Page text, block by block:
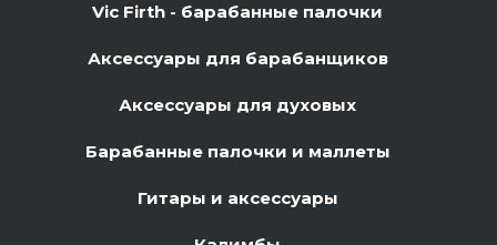
Vic Firth - барабанные палочки
Аксессуары для барабанщиков
Аксессуары для духовых
Барабанные палочки и маллеты
Гитары и аксессуары